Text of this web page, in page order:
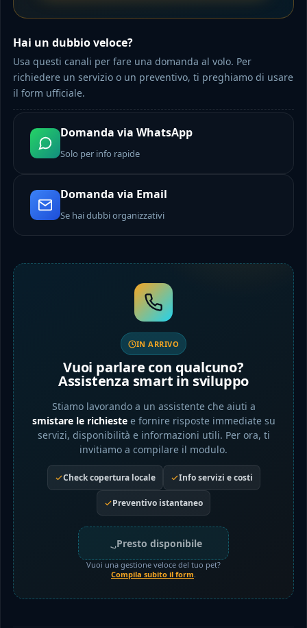
Hai un dubbio veloce?
Usa questi canali per fare una domanda al volo. Per
richiedere un servizio o un preventivo, ti preghiamo di usare
il form ufficiale.
Domanda via WhatsApp
Solo per info rapide
Domanda via Email
Se hai dubbi organizzativi
IN ARRIVO
Vuoi parlare con qualcuno?
Assistenza smart in sviluppo
Stiamo lavorando a un assistente che aiuti a
smistare le richiestee fornire risposte immediate su
servizi, disponibilità e informazioni utili. Per ora, ti
invitiamo a compilare il modulo.
Check copertura locale Info servizi e costi
Preventivo istantaneo
Presto disponibile
Vuoi una gestione veloce del tuo pet?
Compila subito il form.